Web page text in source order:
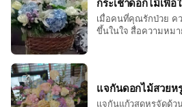
กระเช้าดอกไม้เพื่อ
เมื่อคนที่คุณรักป่วย ค
ขึ้นในใจ สื่อความหมา
แจกันดอกไม้สวยห
แจกันแก้วสุดหรูจัดด้ว